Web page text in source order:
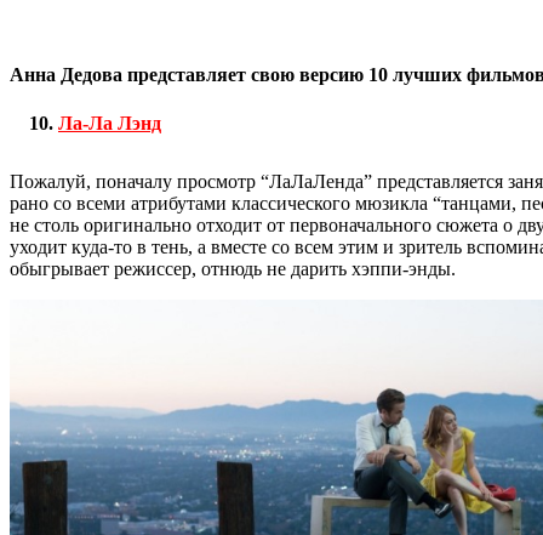
Анна Дедова представляет свою версию 10 лучших фильмов
Ла-Ла Лэнд
Пожалуй, поначалу просмотр “ЛаЛаЛенда” представляется
рано со всеми атрибутами классического мюзикла “танцами,
не столь оригинально отходит от первоначального сюжета о
уходит куда-то в тень, а вместе со всем этим и зритель
обыгрывает режиссер, отнюдь не дарить хэппи-энды.